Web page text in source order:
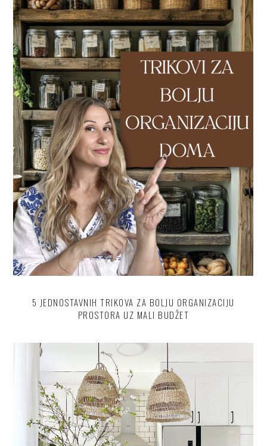
5 JEDNOSTAVNIH TRIKOVA ZA BOLJU ORGANIZACIJU
PROSTORA UZ MALI BUDŽET